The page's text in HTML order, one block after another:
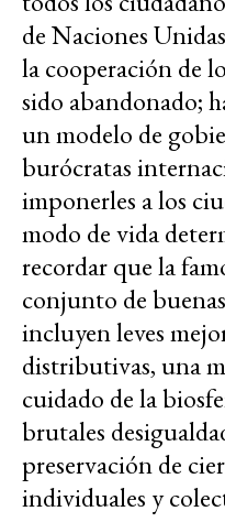
de Naciones
la cooperación de
sido abandonado;
un modelo de
burócratas
imponerles a los
modo de vida
recordar que la
conjunto de
incluyen leves
distributivas, una
cuidado de la
brutales
preservación de
individuales y